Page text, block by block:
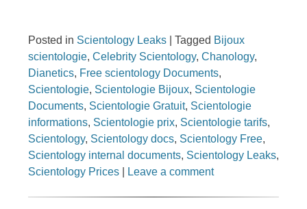
Posted in Scientology Leaks |Tagged Bijoux
scientologie,Celebrity Scientology,Chanology,
Dianetics, Free scientology Documents,
Scientologie, Scientologie Bijoux, Scientologie
Documents, Scientologie Gratuit, Scientologie
informations, Scientologie prix, Scientologie tarifs,
Scientology, Scientology docs, Scientology Free,
Scientology internal documents, Scientology Leaks,
Scientology Prices
Leave a comment